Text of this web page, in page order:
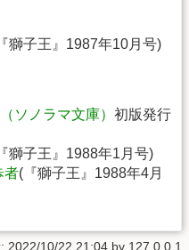
獅子王』1987年10月号)
ソノラマ文庫） 初版発行
獅子王』1988年1月号)
者(『獅子王』1988年4月
: 2022/10/22 21:04 by 127.0.0.1